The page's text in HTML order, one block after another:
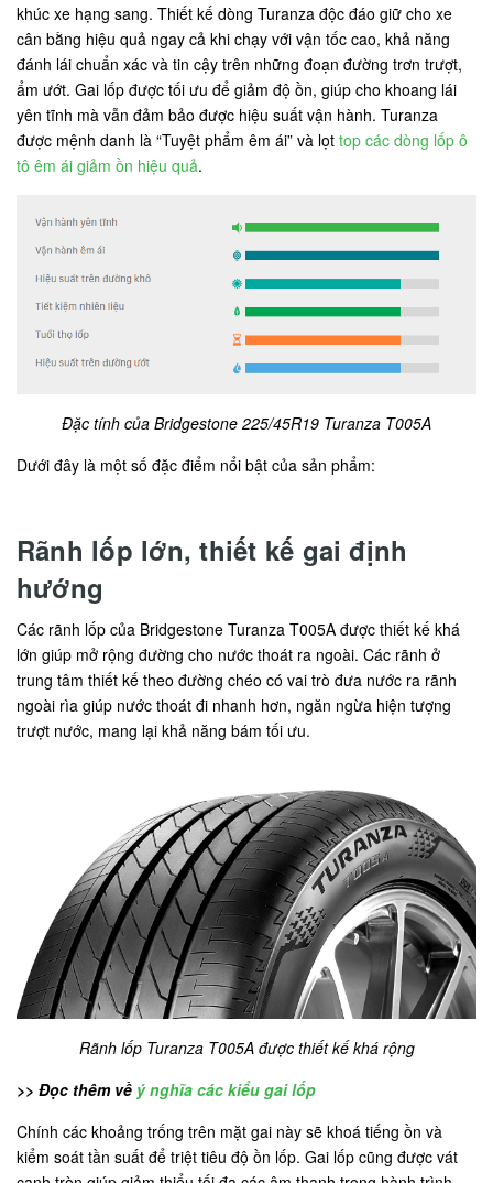
khúc xe hạng sang. Thiết kế dòng Turanza độc đáo giữ cho xe
cân bằng hiệu quả ngay cả khi chạy với vận tốc cao, khả năng
đánh lái chuẩn xác và tin cậy trên những đoạn đường trơn trượt,
ẩm ướt. Gai lốp được tối ưu để giảm độ ồn, giúp cho khoang lái
yên tĩnh mà vẫn đảm bảo được hiệu suất vận hành. Turanza
được mệnh danh là “Tuyệt phẩm êm ái” và lọt top các dòng lốp ô
tô êm ái giảm ồn hiệu quả.
Đặc tính của Bridgestone 225/45R19 Turanza T005A
Dưới đây là một số đặc điểm nổi bật của sản phẩm:
Rãnh lốp lớn, thiết kế gai định
hướng
Các rãnh lốp của Bridgestone Turanza T005A được thiết kế khá
lớn giúp mở rộng đường cho nước thoát ra ngoài. Các rãnh ở
trung tâm thiết kế theo đường chéo có vai trò đưa nước ra rãnh
ngoài rìa giúp nước thoát đi nhanh hơn, ngăn ngừa hiện tượng
trượt nước, mang lại khả năng bám tối ưu.
Rãnh lốp Turanza T005A được thiết kế khá rộng
>> Đọc thêm về ý nghĩa các kiểu gai lốp
Chính các khoảng trống trên mặt gai này sẽ khoá tiếng ồn và
kiểm soát tần suất để triệt tiêu độ ồn lốp. Gai lốp cũng được vát